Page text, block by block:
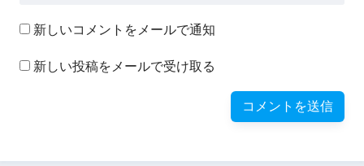
新しいコメントをメールで通知
新しい投稿をメールで受け取る